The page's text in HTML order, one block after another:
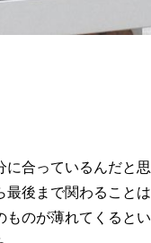
に合っているんだと
後まで関わること
ものが薄れてくると